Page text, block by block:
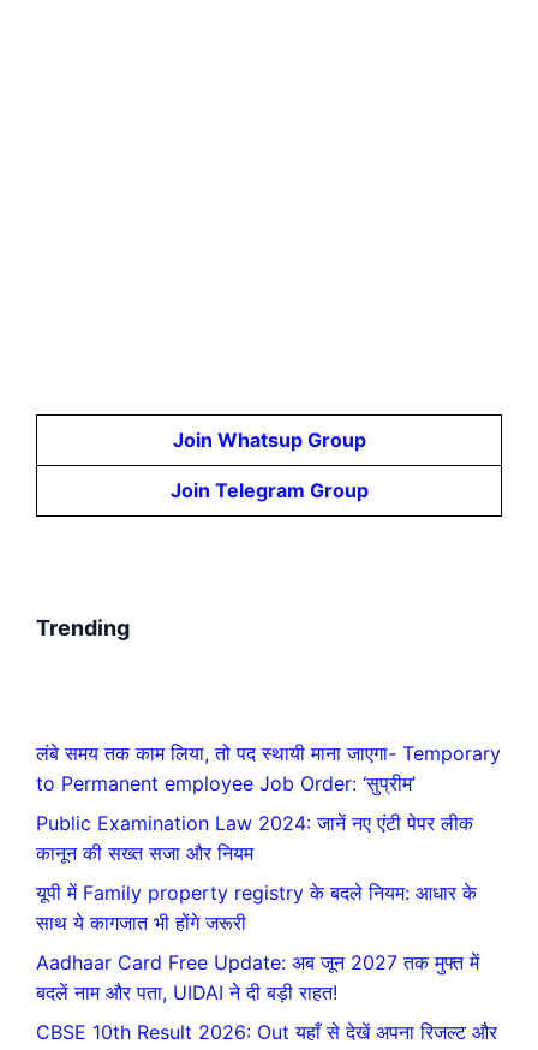
Join Whatsup Group
Join Telegram Group
Trending
लंबे समय तक काम लिया, तो पद स्थायी माना जाएगा- Temporary
to Permanent employee Job Order: ‘सुप्रीम’
Public Examination Law 2024: जानें नए एंटी पेपर लीक
कानून की सख्त सजा और नियम
यूपी में Family property registry के बदले नियम: आधार के
साथ ये कागजात भी होंगे जरूरी
Aadhaar Card Free Update: अब जून 2027 तक मुफ्त में
बदलें नाम और पता, UIDAI ने दी बड़ी राहत!
CBSE 10th Result 2026: Out यहाँ से देखें अपना रिजल्ट और